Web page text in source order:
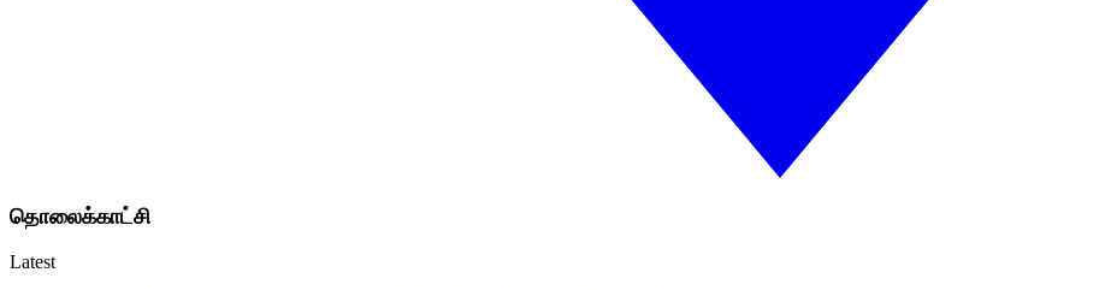
தொலைக்காட்சி
Latest